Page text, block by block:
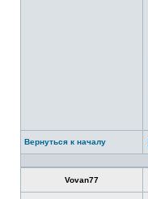
Вернуться к началу
Vovan77